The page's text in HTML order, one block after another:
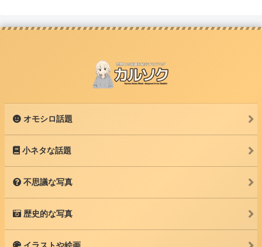
オモシロ話題
小ネタな話題
不思議な写真
歴史的な写真
イラストや絵画